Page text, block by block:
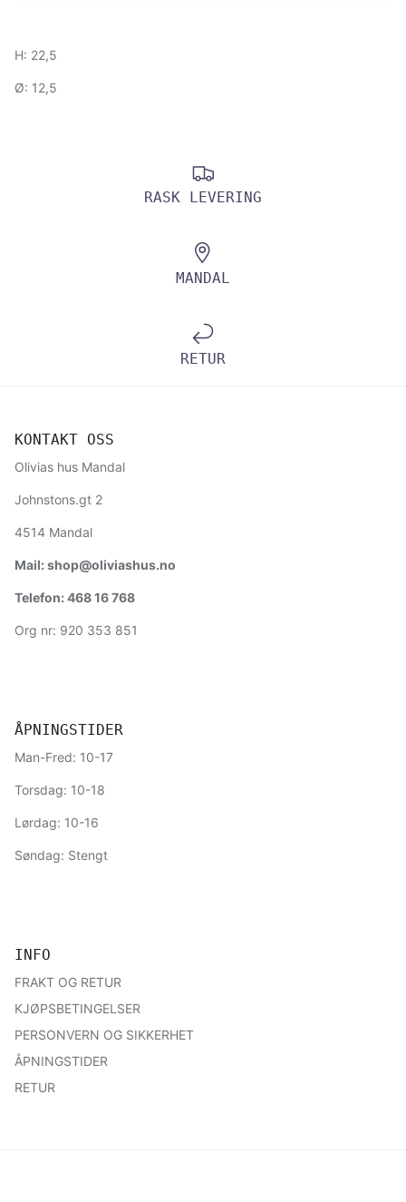
H: 22,5
Ø: 12,5
RASK LEVERING
MANDAL
RETUR
KONTAKT OSS
Olivias hus Mandal
Johnstons.gt 2
4514 Mandal
Mail: shop@oliviashus.no
Telefon: 468 16 768
Org nr: 920 353 851
ÅPNINGSTIDER
Man-Fred: 10-17
Torsdag: 10-18
Lørdag: 10-16
Søndag: Stengt
INFO
FRAKT OG RETUR
KJØPSBETINGELSER
PERSONVERN OG SIKKERHET
ÅPNINGSTIDER
RETUR